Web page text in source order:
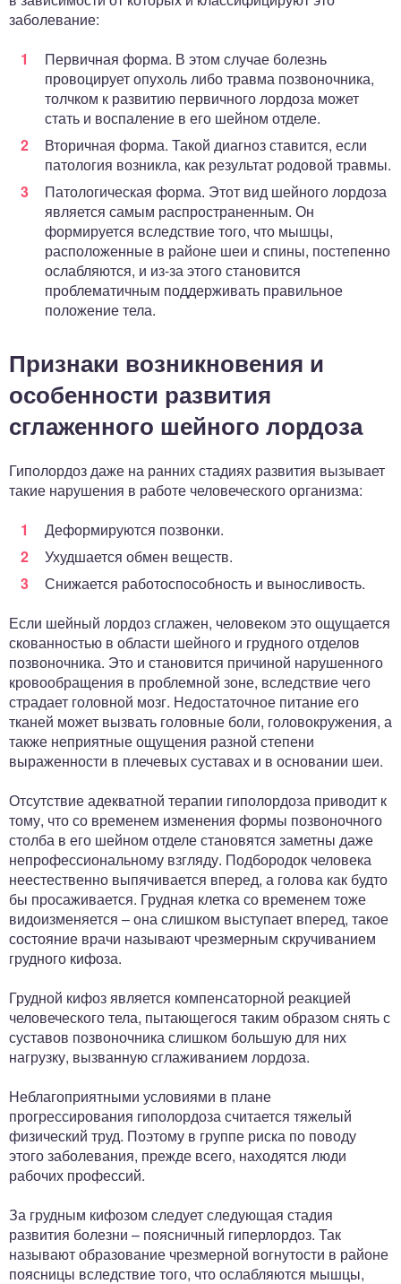
заболевание:
Первичная форма. В этом случае болезнь
провоцирует опухоль либо травма позвоночника,
толчком к развитию первичного лордоза может
стать и воспаление в его шейном отделе.
Вторичная форма. Такой диагноз ставится, если
патология возникла, как результат родовой травмы.
Патологическая форма. Этот вид шейного лордоза
является самым распространенным. Он
формируется вследствие того, что мышцы,
расположенные в районе шеи и спины, постепенно
ослабляются, и из-за этого становится
проблематичным поддерживать правильное
положение тела.
Признаки возникновения и
особенности развития
сглаженного шейного лордоза
Гиполордоз даже на ранних стадиях развития вызывает
такие нарушения в работе человеческого организма:
Деформируются позвонки.
Ухудшается обмен веществ.
Снижается работоспособность и выносливость.
Если шейный лордоз сглажен, человеком это ощущается
скованностью в области шейного и грудного отделов
позвоночника. Это и становится причиной нарушенного
кровообращения в проблемной зоне, вследствие чего
страдает головной мозг. Недостаточное питание его
тканей может вызвать головные боли, головокружения, а
также неприятные ощущения разной степени
выраженности в плечевых суставах и в основании шеи.
Отсутствие адекватной терапии гиполордоза приводит к
тому, что со временем изменения формы позвоночного
столба в его шейном отделе становятся заметны даже
непрофессиональному взгляду. Подбородок человека
неестественно выпячивается вперед, а голова как будто
бы просаживается. Грудная клетка со временем тоже
видоизменяется – она слишком выступает вперед, такое
состояние врачи называют чрезмерным скручиванием
грудного кифоза.
Грудной кифоз является компенсаторной реакцией
человеческого тела, пытающегося таким образом снять с
суставов позвоночника слишком большую для них
нагрузку, вызванную сглаживанием лордоза.
Неблагоприятными условиями в плане
прогрессирования гиполордоза считается тяжелый
физический труд. Поэтому в группе риска по поводу
этого заболевания, прежде всего, находятся люди
рабочих профессий.
За грудным кифозом следует следующая стадия
развития болезни – поясничный гиперлордоз. Так
называют образование чрезмерной вогнутости в районе
поясницы вследствие того, что ослабляются мышцы,